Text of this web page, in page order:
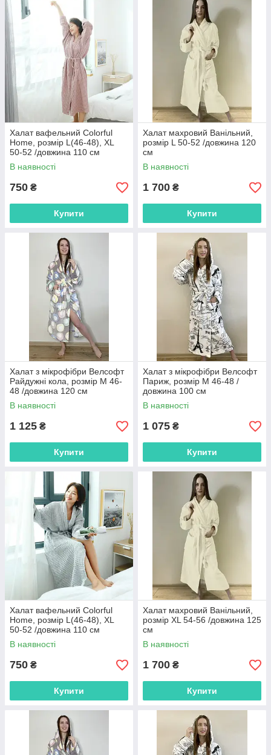
Халат вафельний Colorful
Home, розмір L(46-48), XL
50-52 /довжина 110 см
В наявності
750 ₴
Купити
Халат махровий Ванільний,
розмір L 50-52 /довжина 120
см
В наявності
1 700 ₴
Купити
Халат з мікрофібри Велсофт
Райдужні кола, розмір M 46-
48 /довжина 120 см
В наявності
1 125 ₴
Купити
Халат з мікрофібри Велсофт
Париж, розмір М 46-48 /
довжина 100 см
В наявності
1 075 ₴
Купити
Халат вафельний Colorful
Home, розмір L(46-48), XL
50-52 /довжина 110 см
В наявності
750 ₴
Купити
Халат махровий Ванільний,
розмір XL 54-56 /довжина 125
см
В наявності
1 700 ₴
Купити